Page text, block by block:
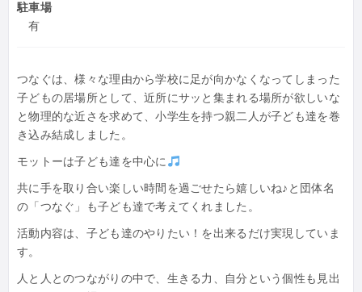
駐車場
有
つなぐは、様々な理由から学校に足が向かなくなってしまった
子どもの居場所として、近所にサッと集まれる場所が欲しいな
と物理的な近さを求めて、小学生を持つ親二人が子ども達を巻
き込み結成しました。
モットーは子ども達を中心に
共に手を取り合い楽しい時間を過ごせたら嬉しいね♪と団体名
の「つなぐ」も子ども達で考えてくれました。
活動内容は、子ども達のやりたい！を出来るだけ実現していま
す。
人と人とのつながりの中で、生きる力、自分という個性も見出